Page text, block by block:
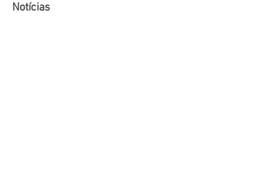
Notícias